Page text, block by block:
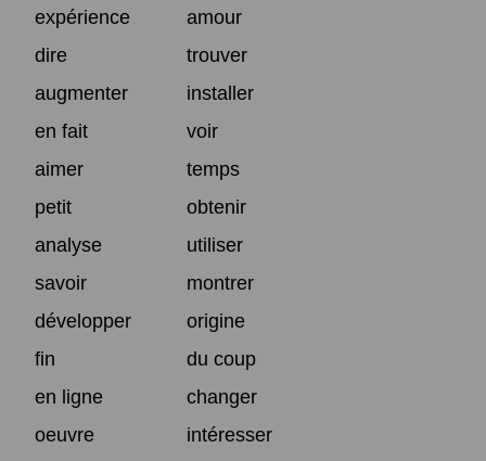
expérience
amour
dire
trouver
augmenter
installer
en fait
voir
aimer
temps
petit
obtenir
analyse
utiliser
savoir
montrer
développer
origine
fin
du coup
en ligne
changer
oeuvre
intéresser